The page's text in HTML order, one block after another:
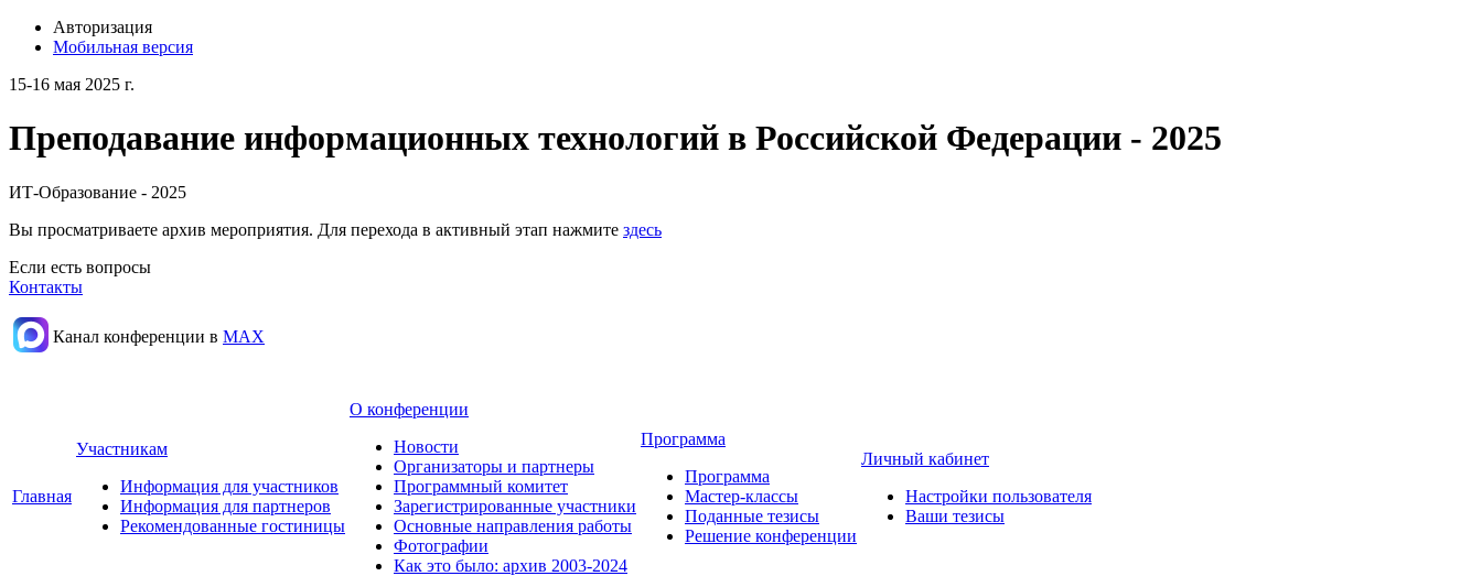
Авторизация
Мобильная версия
15-16 мая 2025 г.
Преподавание информационных технологий в Российской Федерации - 2025
ИТ-Образование - 2025
Вы просматриваете архив мероприятия. Для перехода в активный этап нажмите здесь
Если есть вопросы
Контакты
Канал конференции в МАХ
Главная
Участникам
Информация для участников
Информация для партнеров
Рекомендованные гостиницы
О конференции
Новости
Организаторы и партнеры
Программный комитет
Зарегистрированные участники
Основные направления работы
Фотографии
Как это было: архив 2003-2024
Программа
Программа
Мастер-классы
Поданные тезисы
Решение конференции
Личный кабинет
Настройки пользователя
Ваши тезисы